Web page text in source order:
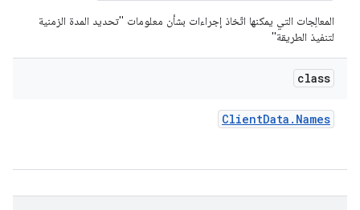
المعالِجات التي يمكنها اتّخاذ إجراءات بشأن معلومات "تحديد المدة الزمنية
لتنفيذ الطريقة"
class
ClientData . Names